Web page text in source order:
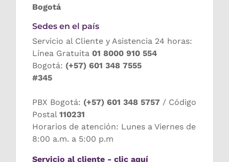
Bogotá
Sedes en el país
Servicio al Cliente y Asistencia 24 horas:
Línea Gratuita 01 8000 910 554
Bogotá: (+57) 601 348 7555
#345
PBX Bogotá: (+57) 601 348 5757 / Código
Postal 110231
Horarios de atención: Lunes a Viernes de
8:00 a.m. a 5:00 p.m
Servicio al cliente - clic aquí